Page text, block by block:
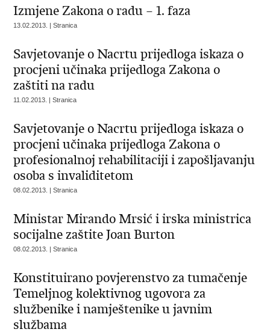
Izmjene Zakona o radu – 1. faza
13.02.2013. | Stranica
Savjetovanje o Nacrtu prijedloga iskaza o
procjeni učinaka prijedloga Zakona o
zaštiti na radu
11.02.2013. | Stranica
Savjetovanje o Nacrtu prijedloga iskaza o
procjeni učinaka prijedloga Zakona o
profesionalnoj rehabilitaciji i zapošljavanju
osoba s invaliditetom
08.02.2013. | Stranica
Ministar Mirando Mrsić i irska ministrica
socijalne zaštite Joan Burton
08.02.2013. | Stranica
Konstituirano povjerenstvo za tumačenje
Temeljnog kolektivnog ugovora za
službenike i namještenike u javnim
službama